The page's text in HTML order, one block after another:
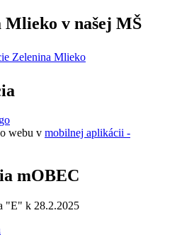
Mlieko v našej MŠ
webu v mobilnej aplikácii -
mOBEC
"E" k 28.2.2025